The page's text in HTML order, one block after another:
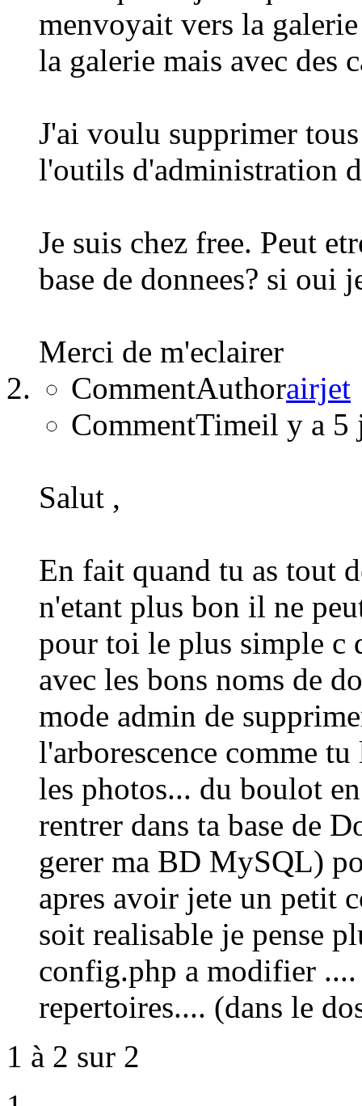
menvoyait vers la
la galerie mais avec des
J'ai voulu supprimer
l'outils d'administration
Je suis chez free. Peut
base de donnees? si oui
Merci de m'eclairer
CommentAuthorairjet
CommentTimeil y a 5
Salut ,
En fait quand tu as tout
n'etant plus bon il ne
pour toi le plus simple c
avec les bons noms de
mode admin de
l'arborescence comme
les photos... du boulot
rentrer dans ta base de
gerer ma BD MySQL)
apres avoir jete un petit
soit realisable je pense
config.php a modifier
repertoires.... (dans le
1 à 2 sur 2